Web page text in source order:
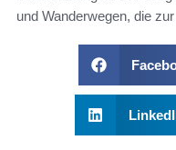
und Wanderwegen, die